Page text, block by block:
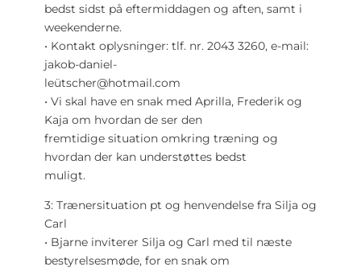
bedst sidst på eftermiddagen og aften, samt i
weekenderne.
• Kontakt oplysninger: tlf. nr. 2043 3260, e-mail:
jakob-daniel-
leütscher@hotmail.com
• Vi skal have en snak med Aprilla, Frederik og
Kaja om hvordan de ser den
fremtidige situation omkring træning og
hvordan der kan understøttes bedst
muligt.
3: Trænersituation pt og henvendelse fra Silja og
Carl
• Bjarne inviterer Silja og Carl med til næste
bestyrelsesmøde, for en snak om